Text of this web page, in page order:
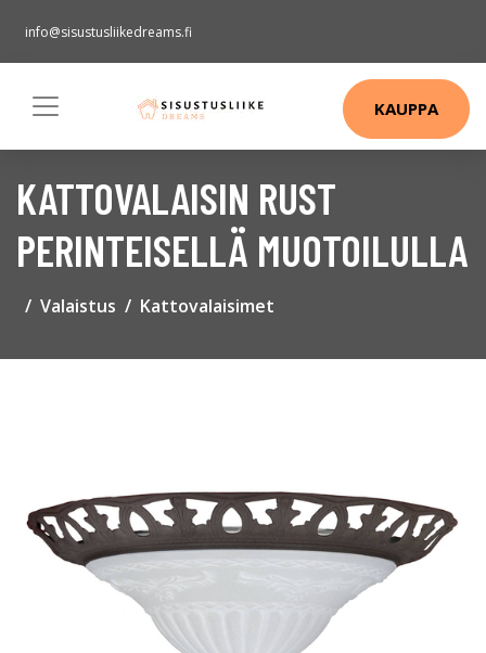
info@sisustusliikedreams.fi
KAUPPA
KATTOVALAISIN RUST
PERINTEISELLÄ MUOTOILULLA
Valaistus Kattovalaisimet